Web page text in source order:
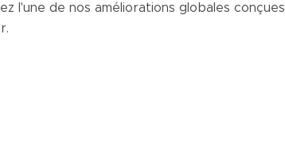
l'une de nos améliorations globales conçues